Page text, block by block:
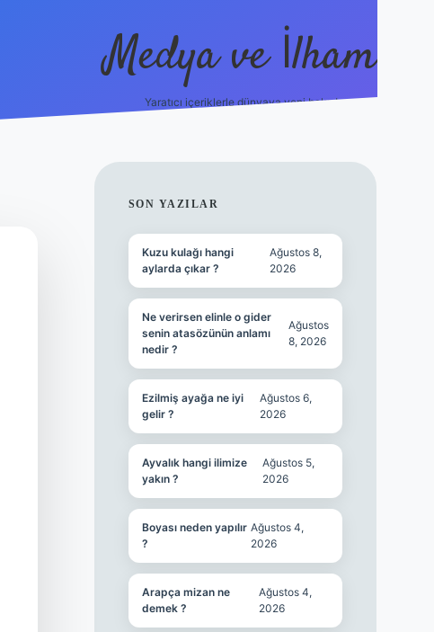
Medya ve İlham
Yaratıcı içeriklerle dünyaya yeni bakış!
SIDEBAR
SON YAZILAR
Kuzu kulağı hangi
aylarda çıkar ?
Ağustos 8,
2026
Ne verirsen elinle o gider
senin atasözünün anlamı
nedir ?
Ağustos
8, 2026
Ezilmiş ayağa ne iyi
gelir ?
Ağustos 6,
2026
Ayvalık hangi ilimize
yakın ?
Ağustos 5,
2026
Boyası neden yapılır
?
Ağustos 4,
2026
Arapça mizan ne
demek ?
Ağustos 4,
2026
vdcasino yeni giriş